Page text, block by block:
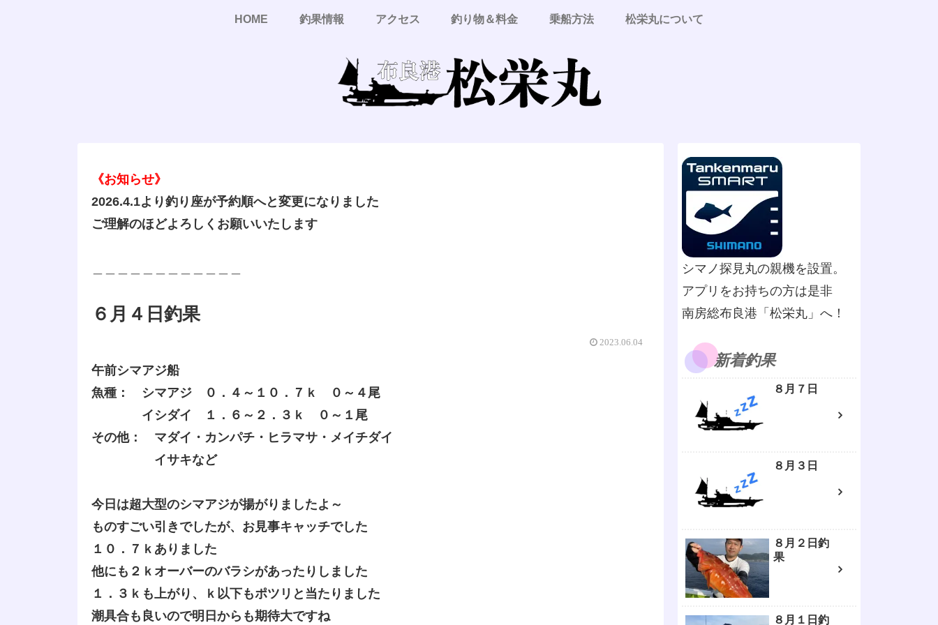
HOME 釣果情報 アクセス 釣り物＆料金 乗船方法 松栄丸について
《お知らせ》
2026.4.1より釣り座が予約順へと変更になりました
ご理解のほどよろしくお願いいたします
６月４日釣果
2023.06.04
午前シマアジ船
魚種： シマアジ ０．４～１０．７ｋ ０～４尾
イシダイ １．６～２．３ｋ ０～１尾
その他： マダイ・カンパチ・ヒラマサ・メイチダイ
イサキなど
今日は超大型のシマアジが揚がりましたよ～
ものすごい引きでしたが、お見事キャッチでした
１０．７ｋありました
他にも２ｋオーバーのバラシがあったりしました
１．３ｋも上がり、ｋ以下もポツリと当たりました
潮具合も良いので明日からも期待大ですね
シマノ探見丸の親機を設置。
アプリをお持ちの方は是非
南房総布良港「松栄丸」へ！
新着釣果
８月７日
８月３日
８月２日釣
果
８月１日釣